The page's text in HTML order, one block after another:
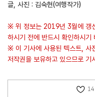
글, 사진 : 김숙현(여행작가)
※ 위 정보는 2019년 3월에 갱
하시기 전에 반드시 확인하시기
※ 이 기사에 사용된 텍스트, 사
저작권을 보유하고 있으므로 기
14